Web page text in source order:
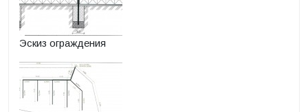
Эскиз ограждения